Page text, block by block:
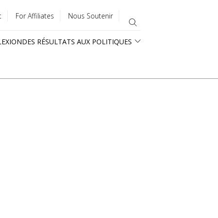
For Affiliates Nous Soutenir
DES RÉSULTATS AUX POLITIQUES